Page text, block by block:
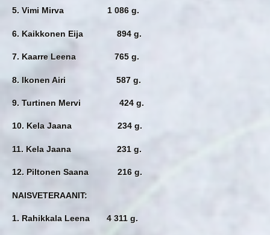
5. Vimi Mirva 1 086 g.
6. Kaikkonen Eija 894 g.
7. Kaarre Leena 765 g.
8. Ikonen Airi 587 g.
9. Turtinen Mervi 424 g.
10. Kela Jaana 234 g.
11. Kela Jaana 231 g.
12. Piltonen Saana 216 g.
NAISVETERAANIT:
1. Rahikkala Leena 4 311 g.